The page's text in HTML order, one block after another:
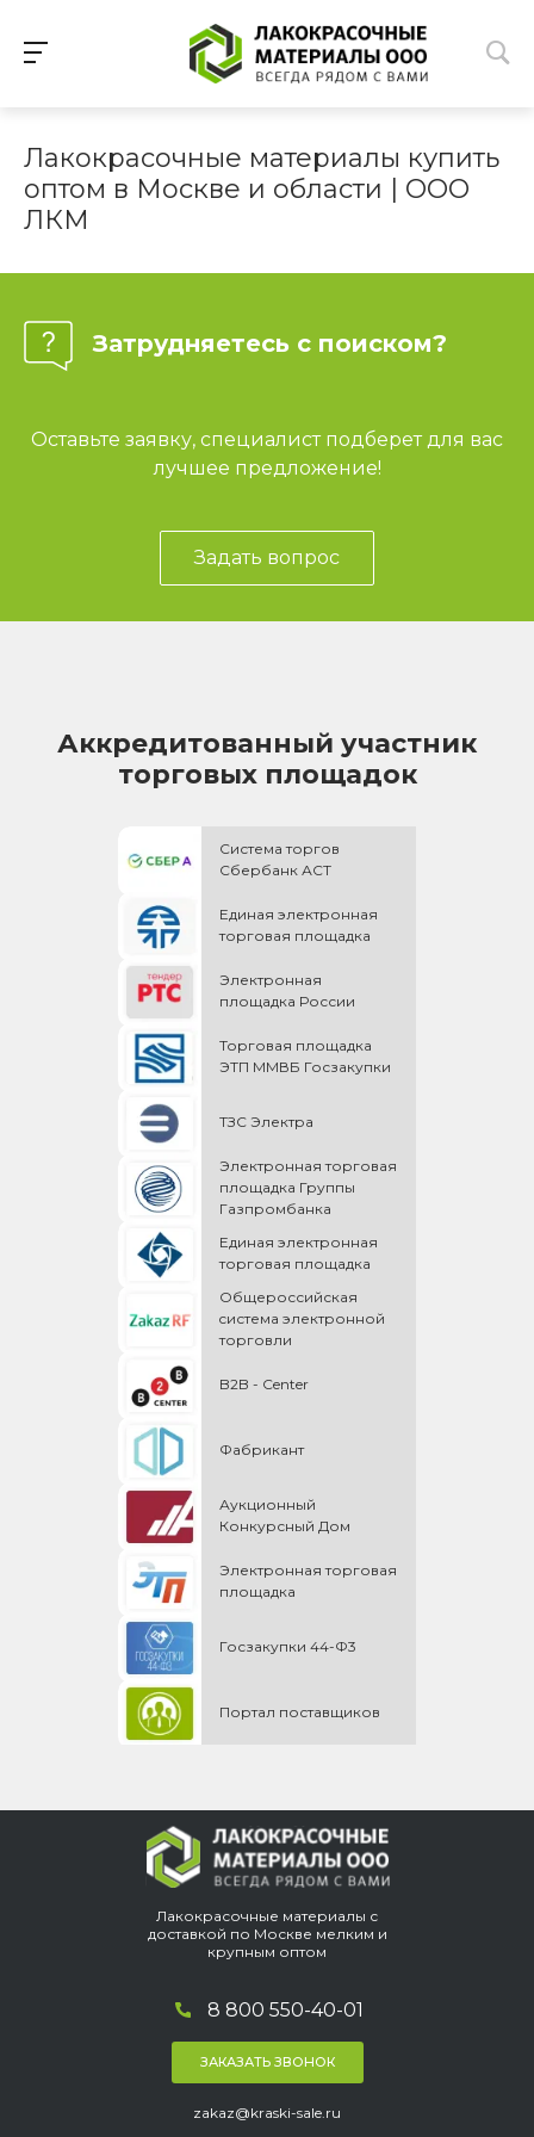
Лакокрасочные материалы купить
оптом в Москве и области | ООО
ЛКМ
Затрудняетесь с поиском?
Оставьте заявку, специалист подберет для вас
лучшее предложение!
Задать вопрос
Аккредитованный участник
торговых площадок
Система торгов
Сбербанк АСТ
Единая электронная
торговая площадка
Электронная
площадка России
Торговая площадка
ЭТП ММВБ Госзакупки
ТЗС Электра
Электронная торговая
площадка Группы
Газпромбанка
Единая электронная
торговая площадка
Общероссийская
cистема электронной
торговли
B2B - Center
Фабрикант
Аукционный
Конкурсный Дом
Электронная торговая
площадка
Госзакупки 44-Ф3
Портал поставщиков
Лакокрасочные материалы с
доставкой по Москве мелким и
крупным оптом
8 800 550-40-01
ЗАКАЗАТЬ ЗВОНОК
zakaz@kraski-sale.ru